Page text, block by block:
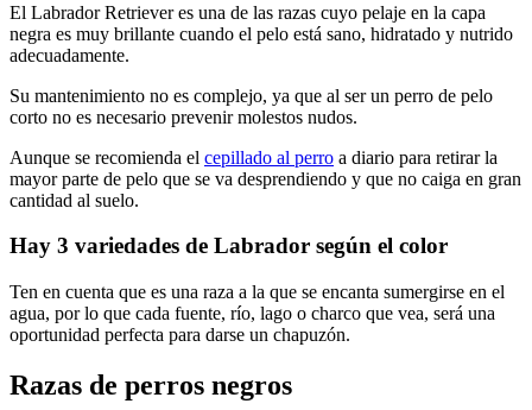
El Labrador Retriever es una de las razas cuyo pelaje en la capa
negra es muy brillante cuando el pelo está sano, hidratado y nutrido
adecuadamente.
Su mantenimiento no es complejo, ya que al ser un perro de pelo
corto no es necesario prevenir molestos nudos.
Aunque se recomienda el cepillado al perro a diario para retirar la
mayor parte de pelo que se va desprendiendo y que no caiga en gran
cantidad al suelo.
Hay 3 variedades de Labrador según el color
Ten en cuenta que es una raza a la que se encanta sumergirse en el
agua, por lo que cada fuente, río, lago o charco que vea, será una
oportunidad perfecta para darse un chapuzón.
Razas de perros negros